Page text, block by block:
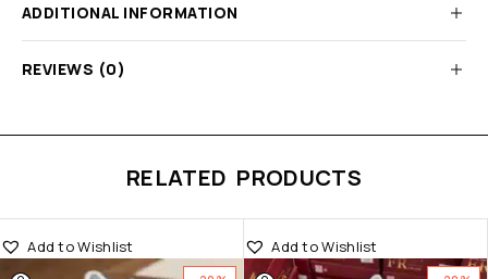
ADDITIONAL INFORMATION
REVIEWS (0)
RELATED PRODUCTS
Add to Wishlist Add to Wishlist